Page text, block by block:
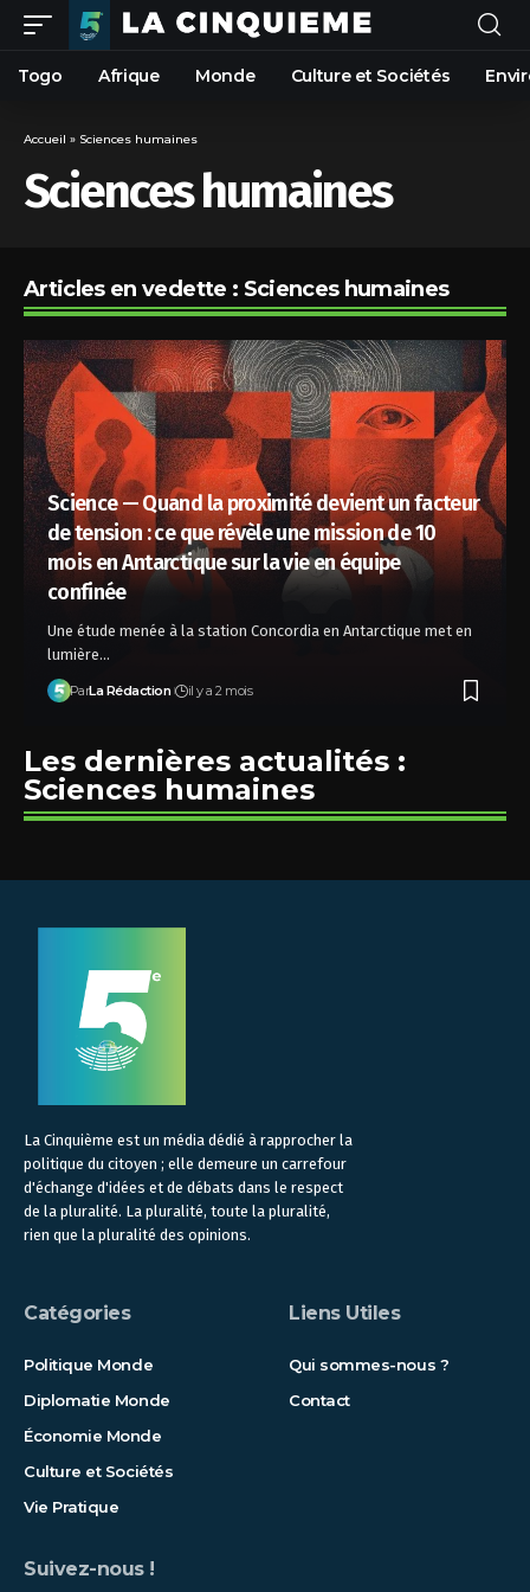
Togo Afrique Monde Culture et Sociétés
Accueil » Sciences humaines
Sciences humaines
Articles en vedette : Sciences humaines
Science — Quand la proximité devient un facteur
de tension : ce que révèle une mission de 10
mois en Antarctique sur la vie en équipe
confinée
Une étude menée à la station Concordia en Antarctique met en
lumière…
ParLa Rédaction il y a 2 mois
Les dernières actualités :
Sciences humaines
La Cinquième est un média dédié à rapprocher la
politique du citoyen ; elle demeure un carrefour
d'échange d'idées et de débats dans le respect
de la pluralité. La pluralité, toute la pluralité,
rien que la pluralité des opinions.
Catégories
Politique Monde
Diplomatie Monde
Économie Monde
Culture et Sociétés
Vie Pratique
Liens Utiles
Qui sommes-nous ?
Contact
Suivez-nous !